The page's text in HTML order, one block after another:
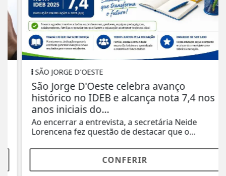
SÃO JORGE D'OESTE
São Jorge D'Oeste celebra avanço
histórico no IDEB e alcança nota 7,4 nos
anos iniciais do...
Ao encerrar a entrevista, a secretária Neide
Lorencena fez questão de destacar que o...
CONFERIR